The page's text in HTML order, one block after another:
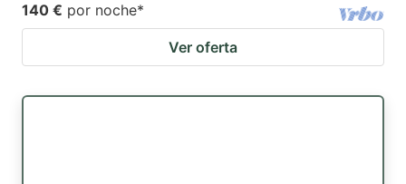
140 € por noche*
Ver oferta